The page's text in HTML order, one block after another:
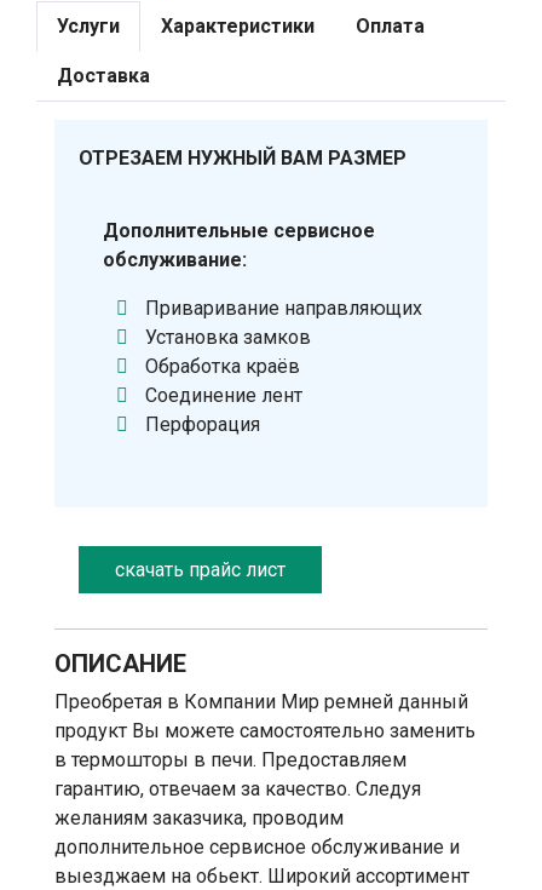
Услуги Характеристики Оплата
Доставка
ОТРЕЗАЕМ НУЖНЫЙ ВАМ РАЗМЕР
Дополнительные сервисное
обслуживание:
Приваривание направляющих
Установка замков
Обработка краёв
Соединение лент
Перфорация
скачать прайс лист
ОПИСАНИЕ
Преобретая в Компании Мир ремней данный
продукт Вы можете самостоятельно заменить
в термошторы в печи. Предоставляем
гарантию, отвечаем за качество. Следуя
желаниям заказчика, проводим
дополнительное сервисное обслуживание и
выезджаем на обьект. Широкий ассортимент